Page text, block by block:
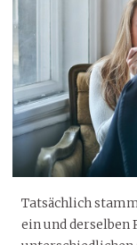
Tatsächlich
ein und derselben